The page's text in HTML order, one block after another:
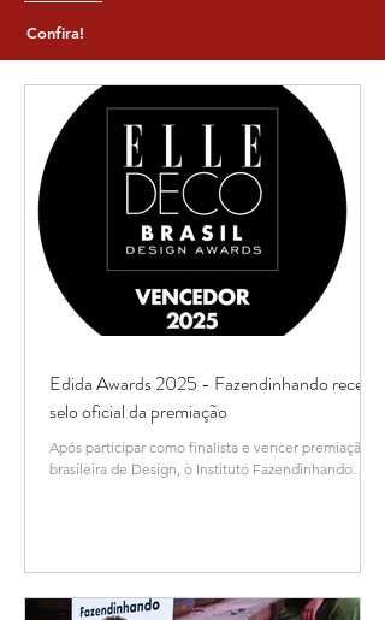
Confira!
Edida Awards 2025 - Fazendinhando recebe
selo oficial da premiação
Após participar como finalista e vencer premiação
brasileira de Design, o Instituto Fazendinhando